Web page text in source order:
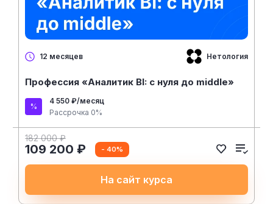
12 месяцев Нетология
Профессия «Аналитик BI: с нуля до middle»
4 550 ₽/месяц
Рассрочка 0%
182 000 ₽
109 200 ₽ - 40%
На сайт курса